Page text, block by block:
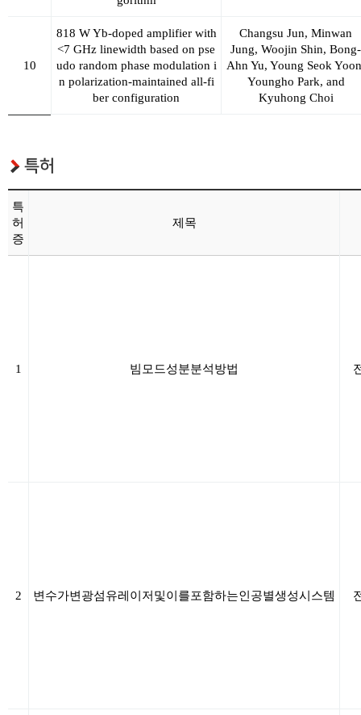
10
818 W Yb-doped amplifier with
<7 GHz linewidth based on pse
udo random phase modulation i
n polarization-maintained all-fi
ber configuration
Changsu Jun, Minwan
Jung, Woojin Shin, Bong-
Ahn Yu, Young Seok
Youngho Park, and
Kyuhong Choi
특허
특
허
증
제목
1 빔 모드성분분석방법
2 변수가변 광섬유레이저 및이를포함하는인공별생성시스템